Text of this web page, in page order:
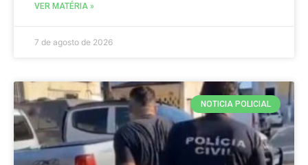
VER MATÉRIA »
7 de agosto de 2026
NOTICIA POLICIAL